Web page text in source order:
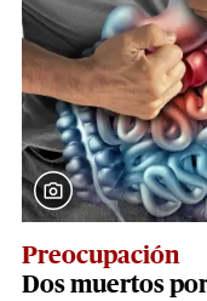
Preocupación
Dos muertos